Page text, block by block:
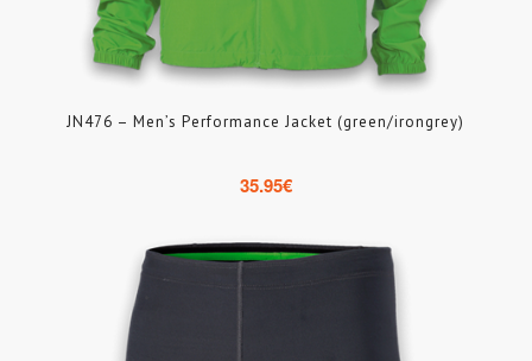
JN476 – Men’s Performance Jacket (green/irongrey)
35.95€